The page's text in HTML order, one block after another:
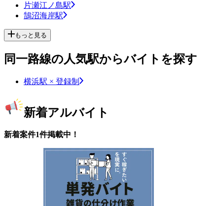
片瀬江ノ島駅
鵠沼海岸駅
もっと見る
同一路線の人気駅からバイトを探す
横浜駅 × 登録制
新着アルバイト
新着案件1件掲載中！